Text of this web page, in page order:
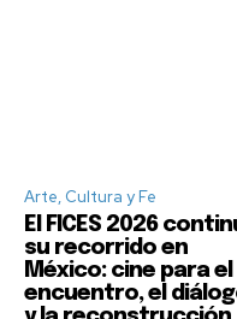
Arte, Cultura y Fe
El FICES 2026
su recorrido en
México: cine para el
encuentro, el